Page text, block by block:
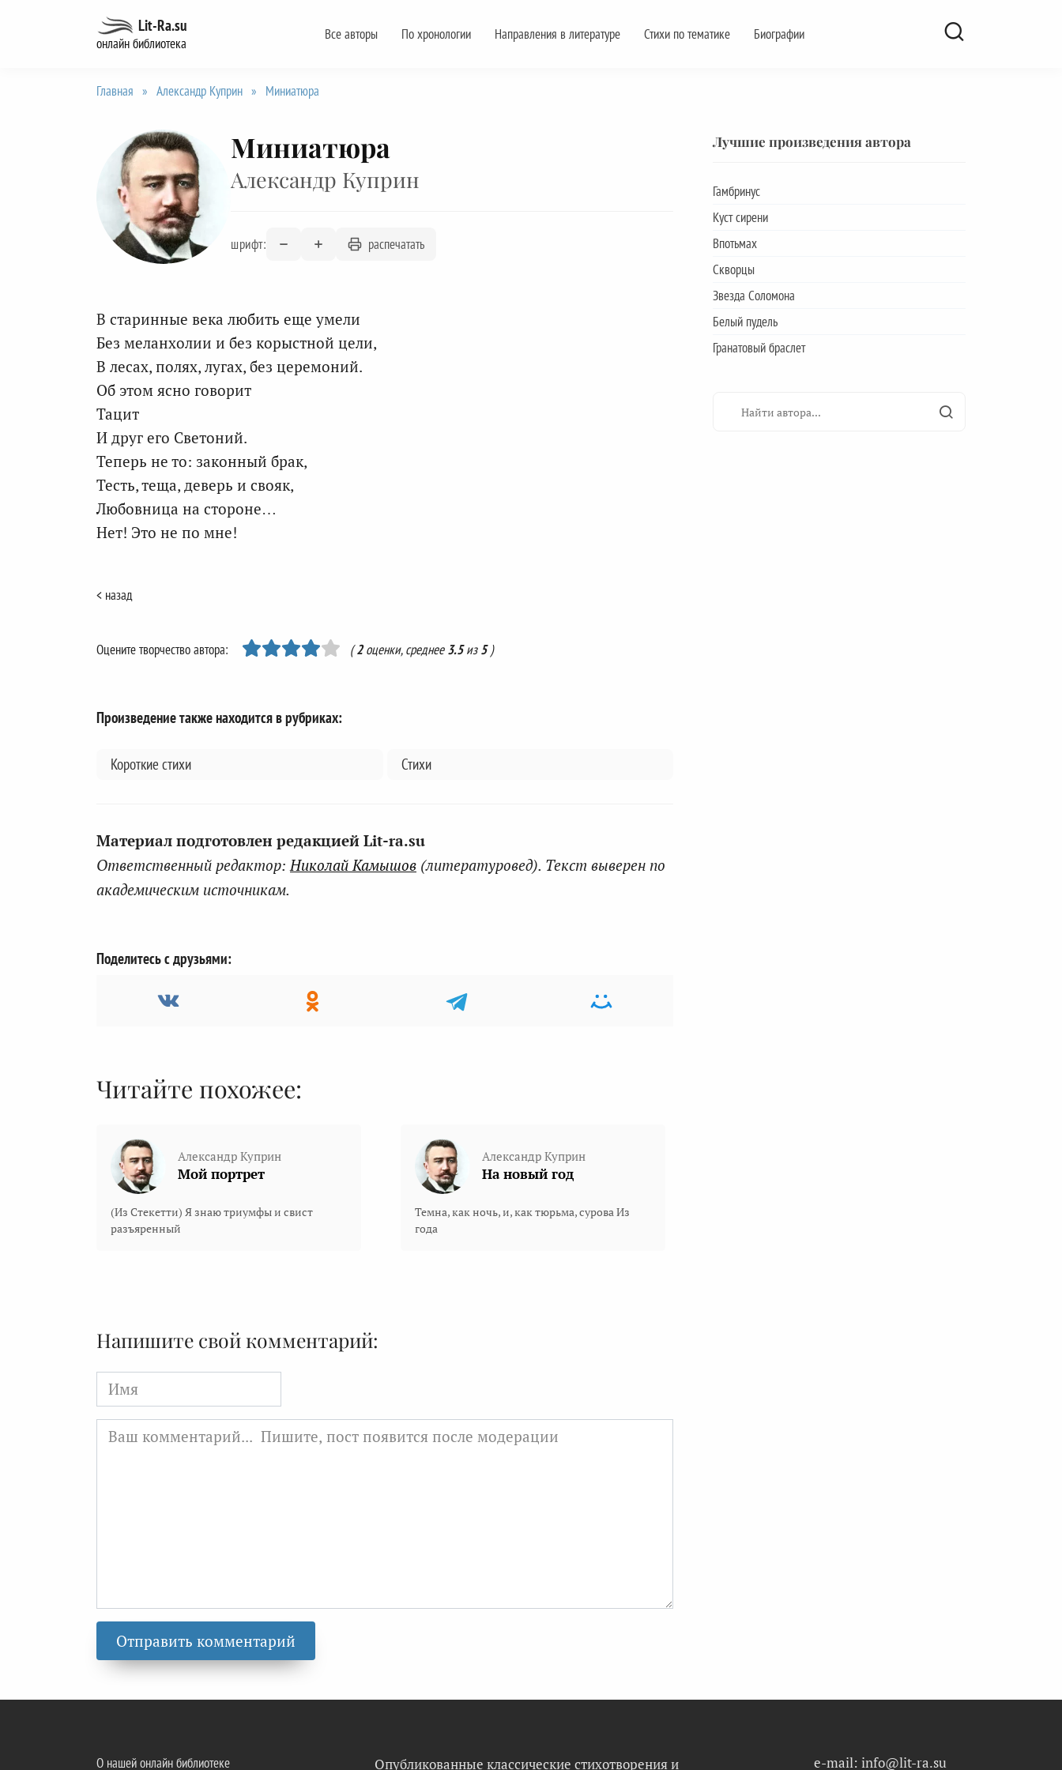
Lit-Ra.su
онлайн библиотека
Все авторы По хронологии Направления в литературе Стихи по тематике Биографии
Главная » Александр Куприн » Миниатюра
Миниатюра
Александр Куприн
шрифт: распечатать
В старинные века любить еще умели
Без меланхолии и без корыстной цели,
В лесах, полях, лугах, без церемоний.
Об этом ясно говорит
Тацит
И друг его Светоний.
Теперь не то: законный брак,
Тесть, теща, деверь и свояк,
Любовница на стороне…
Нет! Это не по мне!
< назад
Оцените творчество автора: (2оценки, среднее3.5из5)
Произведение также находится в рубриках:
Короткие стихи Стихи
Материал подготовлен редакцией Lit-ra.su
Ответственный редактор:Николай Камышов (литературовед). Текст выверен по
академическим источникам.
Поделитесь с друзьями:
Читайте похожее:
Александр Куприн
Мой портрет
(Из Стекетти) Я знаю триумфы и свист
разъяренный
Александр Куприн
На новый год
Темна, как ночь, и, как тюрьма, сурова Из
года
Напишите свой комментарий:
Имя
Лучшие произведения автора
Гамбринус
Куст сирени
Впотьмах
Скворцы
Звезда Соломона
Белый пудель
Гранатовый браслет
О нашей онлайн библиотеке Опубликованные классические стихотворения и e-mail: info@lit-ra.su